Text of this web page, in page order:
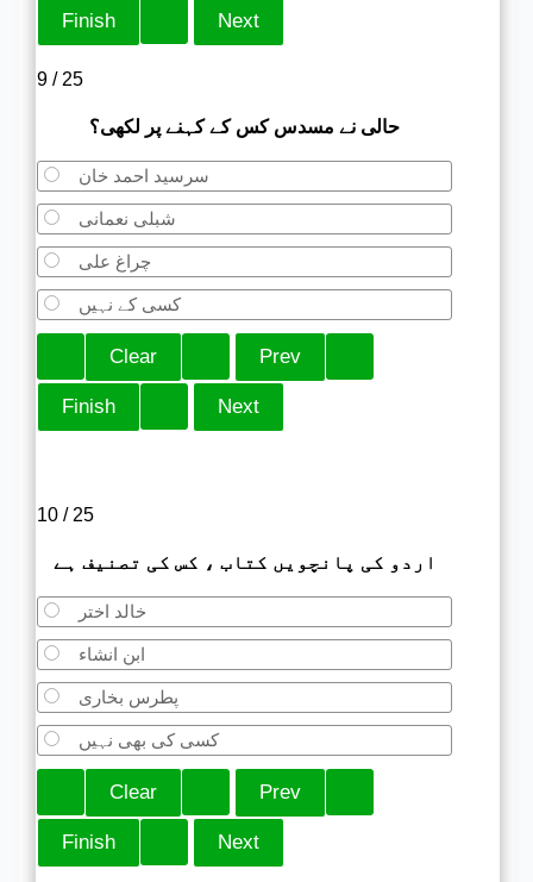
9 / 25
حالی نے مسدس کس کے کہنے پر لکھی؟
سرسید احمد خان
شبلی نعمانی
چراغ علی
کسی کے نہیں
10 / 25
اردو کی پانچویں کتاب ، کس کی تصنیف ہے
خالد اختر
ابن انشاء
پطرس بخاری
کسی کی بھی نہیں